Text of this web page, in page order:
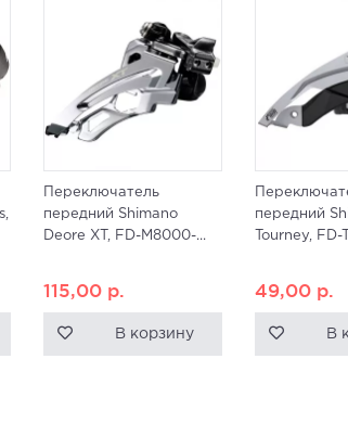
Переключатель
передний Shimano
Deore XT, FD-M8000-...
115,00 р.
В корзину
передний
Tourney, FD-
49,00 р.
В